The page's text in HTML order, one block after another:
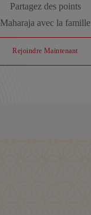
Partagez des points
Maharaja avec la famille
Rejoindre Maintenant